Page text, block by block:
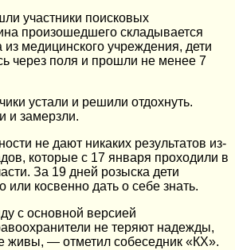
участники поисковых
произошедшего складывается
из медицинского учреждения, дети
через поля и прошли не менее 7
устали и решили отдохнуть.
и замерзли.
не дают никаких результатов из-
которые с 17 января проходили в
За 19 дней розыска дети
косвенно дать о себе знать.
с основной версией
не теряют надежды,
живы, — отметил собеседник «КХ».